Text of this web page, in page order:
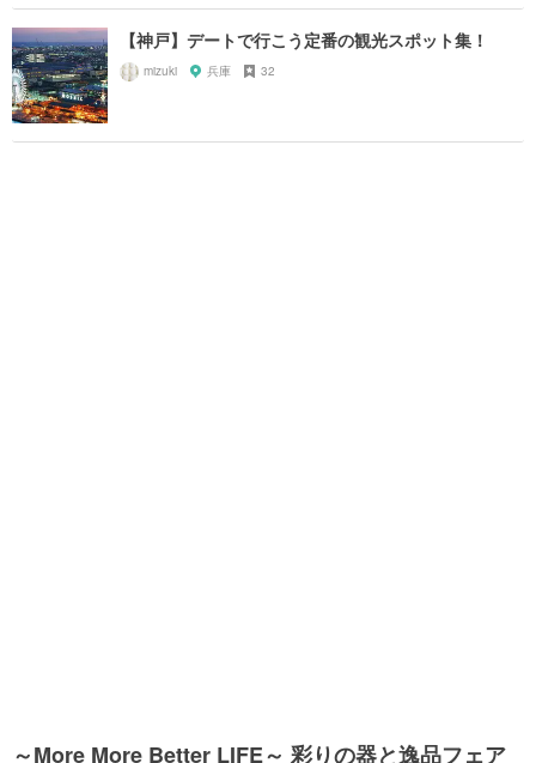
【神戸】デートで行こう定番の観光スポット集！
mizuki 兵庫 32
～More More Better LIFE～ 彩りの器と逸品フェア